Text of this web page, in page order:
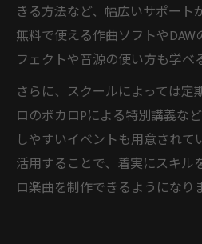
きる方法など、幅広いサポート
無料で使える作曲ソフトや
フェクトや音源の使い方も学べ
さらに、スクールによっては
ロのボカロPによる特別講義な
しやすいイベントも用意されて
活用することで、着実にスキル
ロ楽曲を制作できるようになり